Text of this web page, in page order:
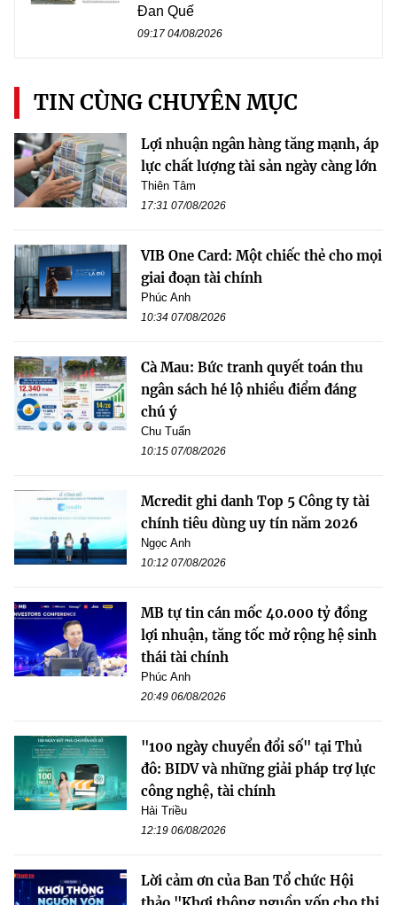
Đan Quế
09:17 04/08/2026
TIN CÙNG CHUYÊN MỤC
Lợi nhuận ngân hàng tăng mạnh, áp
lực chất lượng tài sản ngày càng lớn
Thiên Tâm
17:31 07/08/2026
VIB One Card: Một chiếc thẻ cho mọi
giai đoạn tài chính
Phúc Anh
10:34 07/08/2026
Cà Mau: Bức tranh quyết toán thu
ngân sách hé lộ nhiều điểm đáng
chú ý
Chu Tuấn
10:15 07/08/2026
Mcredit ghi danh Top 5 Công ty tài
chính tiêu dùng uy tín năm 2026
Ngọc Anh
10:12 07/08/2026
MB tự tin cán mốc 40.000 tỷ đồng
lợi nhuận, tăng tốc mở rộng hệ sinh
thái tài chính
Phúc Anh
20:49 06/08/2026
"100 ngày chuyển đổi số" tại Thủ
đô: BIDV và những giải pháp trợ lực
công nghệ, tài chính
Hải Triều
12:19 06/08/2026
Lời cảm ơn của Ban Tổ chức Hội